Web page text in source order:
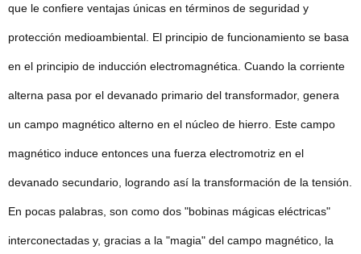
que le confiere ventajas únicas en términos de seguridad y
protección medioambiental. El principio de funcionamiento se basa
en el principio de inducción electromagnética. Cuando la corriente
alterna pasa por el devanado primario del transformador, genera
un campo magnético alterno en el núcleo de hierro. Este campo
magnético induce entonces una fuerza electromotriz en el
devanado secundario, logrando así la transformación de la tensión.
En pocas palabras, son como dos "bobinas mágicas eléctricas"
interconectadas y, gracias a la "magia" del campo magnético, la